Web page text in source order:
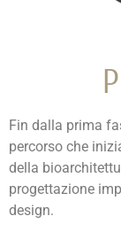
Fin dalla prima
percorso che
della
progettazione
design.